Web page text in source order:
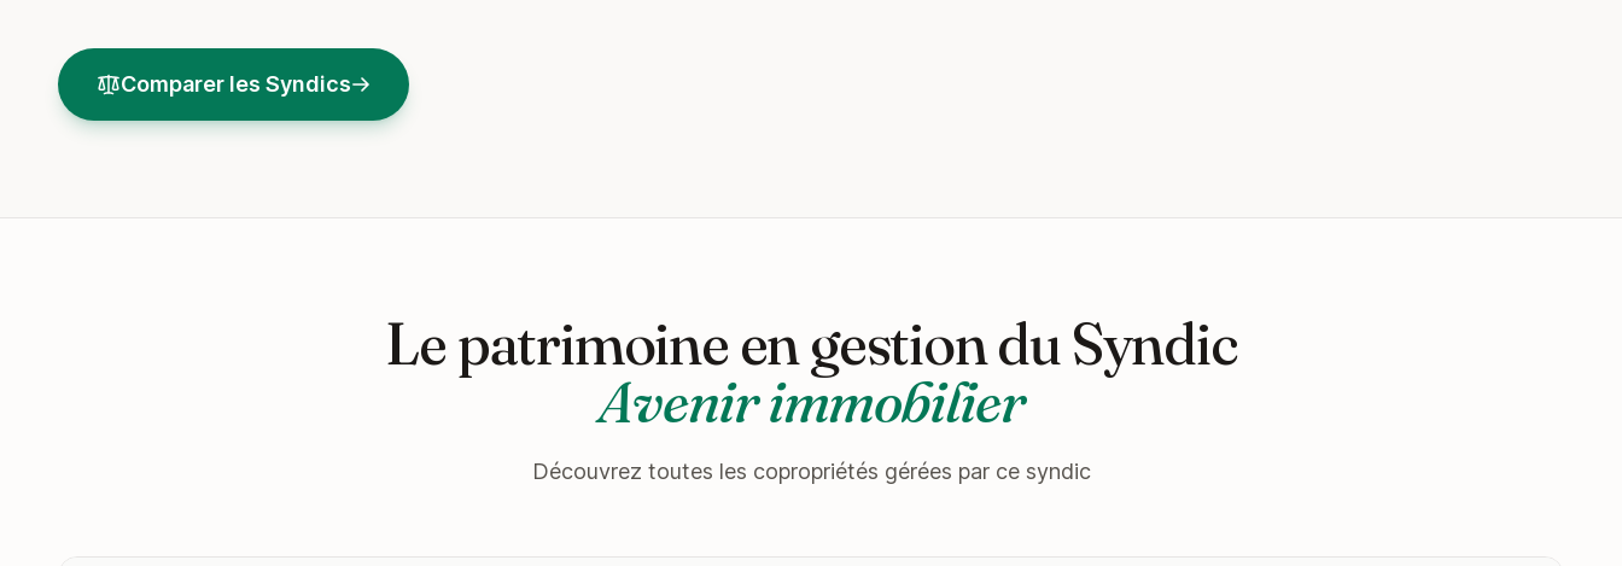
Comparer les Syndics
Le patrimoine en gestion du Syndic
Avenir immobilier
Découvrez toutes les copropriétés gérées par ce syndic